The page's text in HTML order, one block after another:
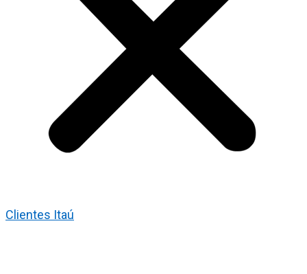
Clientes Itaú